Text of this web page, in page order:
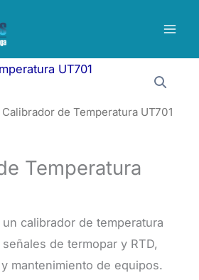
Calibrador de Temperatura UT701
Temperatura
calibrador de temperatura
de termopar y RTD,
mantenimiento de equipos.